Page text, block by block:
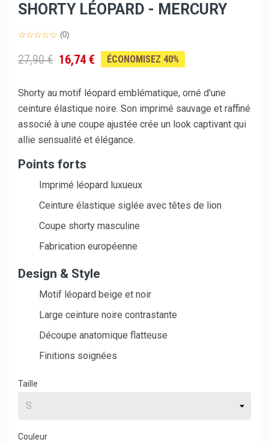
SHORTY LÉOPARD - MERCURY
(0)
27,90 € 16,74 € ÉCONOMISEZ 40%
Shorty au motif léopard emblématique, orné d'une
ceinture élastique noire. Son imprimé sauvage et raffiné
associé à une coupe ajustée crée un look captivant qui
allie sensualité et élégance.
Points forts
Imprimé léopard luxueux
Ceinture élastique siglée avec têtes de lion
Coupe shorty masculine
Fabrication européenne
Design & Style
Motif léopard beige et noir
Large ceinture noire contrastante
Découpe anatomique flatteuse
Finitions soignées
Taille
Couleur